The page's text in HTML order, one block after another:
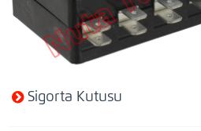
Sigorta Kutusu